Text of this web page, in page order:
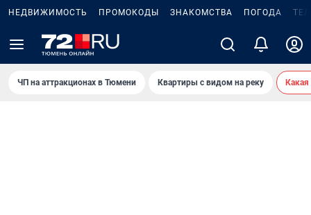
НЕДВИЖИМОСТЬ ПРОМОКОДЫ ЗНАКОМСТВА ПОГОДА
ЧП на аттракционах в Тюмени Квартиры с видом на реку